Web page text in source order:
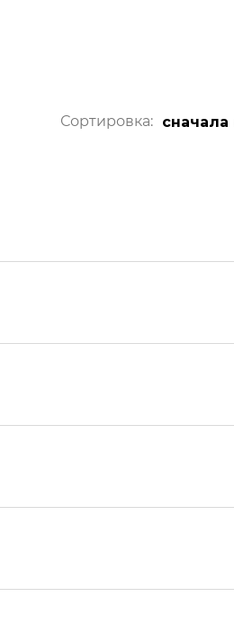
Сортировка: